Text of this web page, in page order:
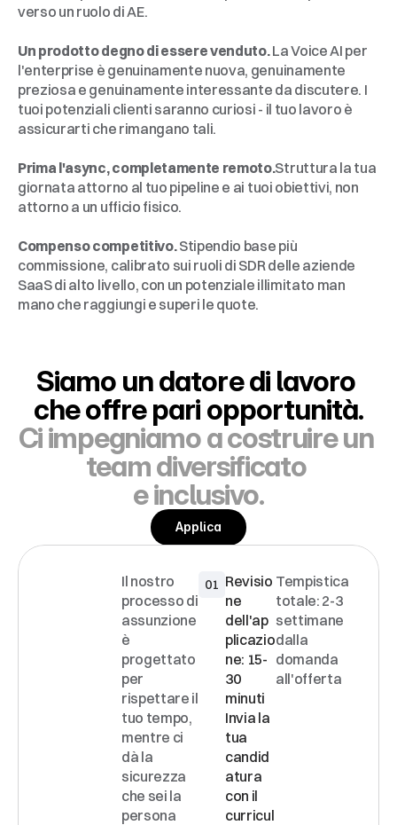
verso un ruolo di AE.
Un prodotto degno di essere venduto. La Voice AI per
l'enterprise è genuinamente nuova, genuinamente
preziosa e genuinamente interessante da discutere. I
tuoi potenziali clienti saranno curiosi - il tuo lavoro è
assicurarti che rimangano tali.
Prima l'async, completamente remoto.Struttura la tua
giornata attorno al tuo pipeline e ai tuoi obiettivi, non
attorno a un ufficio fisico.
Compenso competitivo. Stipendio base più
commissione, calibrato sui ruoli di SDR delle aziende
SaaS di alto livello, con un potenziale illimitato man
mano che raggiungi e superi le quote.
Siamo un datore di lavoro
che offre pari opportunità.
Ci impegniamo a costruire un
team diversificato
e inclusivo.
Applica
Il nostro
processo di
assunzione
è
progettato
per
rispettare il
tuo tempo,
mentre ci
dà la
sicurezza
che sei la
persona
01 Revisio
ne
dell'ap
plicazio
ne: 15-
30
minuti
Invia la
tua
candid
atura
con il
curricul
Tempistica
totale: 2-3
settimane
dalla
domanda
all'offerta